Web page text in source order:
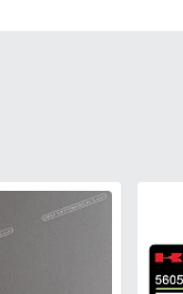
existente de su